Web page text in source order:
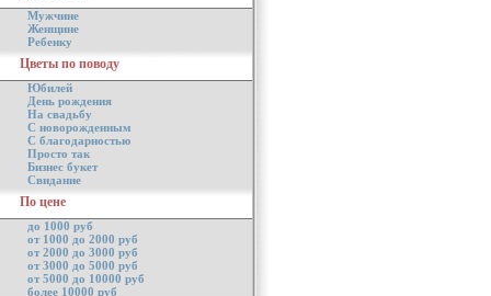
Мужчине
Женщине
Ребенку
Цветы по поводу
Юбилей
День рождения
На свадьбу
С новорожденным
С благодарностью
Просто так
Бизнес букет
Свидание
По цене
до 1000 руб
от 1000 до 2000 руб
от 2000 до 3000 руб
от 3000 до 5000 руб
от 5000 до 10000 руб
более 10000 руб